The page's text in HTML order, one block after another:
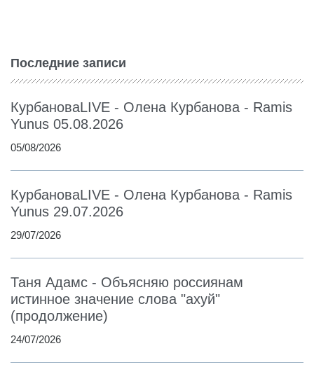
Последние записи
КурбановаLIVE - Олена Курбанова - Ramis
Yunus 05.08.2026
05/08/2026
КурбановаLIVE - Олена Курбанова - Ramis
Yunus 29.07.2026
29/07/2026
Таня Адамс - Объясняю россиянам
истинное значение слова "ахуй"
(продолжение)
24/07/2026